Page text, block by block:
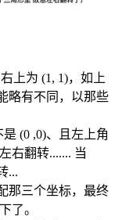
上为 (1, 1)，如上
略有不同，以那些
(0 ,0)、且左上角
右翻转....... 当
...
那三个坐标，最终
了。